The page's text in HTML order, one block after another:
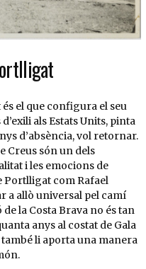
el que configura el seu
als Estats Units, pinta
d’absència, vol retornar.
Creus són un dels
i les emocions de
Portlligat com Rafael
a allò universal pel camí
la Costa Brava no és tan
anys al costat de Gala
també li aporta una manera